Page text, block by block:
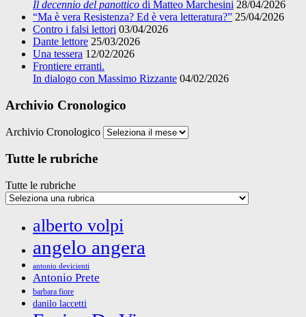
Il decennio del panottico di Matteo Marchesini 28/04/2026
“Ma è vera Resistenza? Ed è vera letteratura?” 25/04/2026
Contro i falsi lettori 03/04/2026
Dante lettore 25/03/2026
Una tessera 12/02/2026
Frontiere erranti.
In dialogo con Massimo Rizzante 04/02/2026
Archivio Cronologico
Archivio Cronologico
Tutte le rubriche
Tutte le rubriche
alberto volpi
angelo angera
antonio devicienti
Antonio Prete
barbara fiore
danilo laccetti